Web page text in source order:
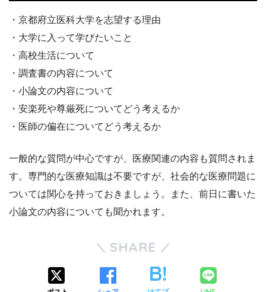
・京都府立医科大学を志望する理由
・大学に入って学びたいこと
・高校生活について
・調査書の内容について
・小論文の内容について
・安楽死や尊厳死についてどう考えるか
・医師の偏在についてどう考えるか
一般的な質問が中心ですが、医療関連の内容も質問されま
す。専門的な医療知識は不要ですが、社会的な医療問題に
ついては関心を持っておきましょう。また、前日に書いた
小論文の内容についても聞かれます。
SHARE